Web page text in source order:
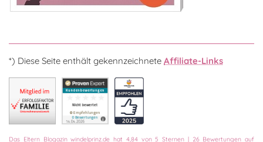
*) Diese Seite enthält gekennzeichnete Affiliate-Links
Das Eltern Blogazin windelprinz.de hat 4,84von5 Sternen | 26Bewertungen auf